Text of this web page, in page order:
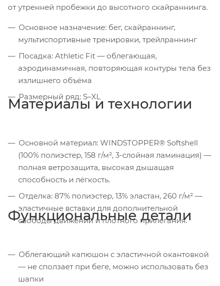
от утренней пробежки до высотного скайраннинга.
Основное назначение: бег, скайраннинг,
мультиспортивные тренировки, трейлраннинг
Посадка: Athletic Fit — облегающая,
аэродинамичная, повторяющая контуры тела без
излишнего объёма
Размерный ряд: S–XL
Материалы и технологии
Основной материал: WINDSTOPPER® Softshell
(100% полиэстер, 158 г/м², 3-слойная ламинация) —
полная ветрозащита, высокая дышащая
способность и лёгкость.
Отделка: 87% полиэстер, 13% эластан, 260 г/м² —
эластичные вставки для дополнительной
свободы движений и плотного прилегания.
Функциональные детали
Облегающий капюшон с эластичной окантовкой
— не сползает при беге, можно использовать без
шапки